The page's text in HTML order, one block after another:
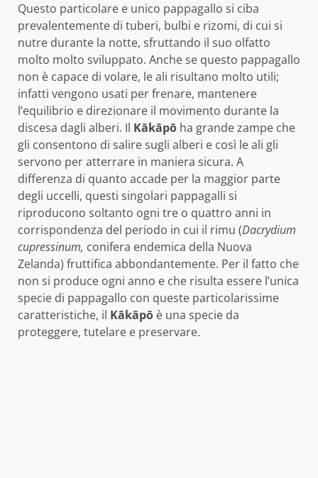
Questo particolare e unico pappagallo si ciba
prevalentemente di tuberi, bulbi e rizomi, di cui si
nutre durante la notte, sfruttando il suo olfatto
molto molto sviluppato. Anche se questo pappagallo
non è capace di volare, le ali risultano molto utili;
infatti vengono usati per frenare, mantenere
l’equilibrio e direzionare il movimento durante la
discesa dagli alberi. Il Kākāpō ha grande zampe che
gli consentono di salire sugli alberi e così le ali gli
servono per atterrare in maniera sicura. A
differenza di quanto accade per la maggior parte
degli uccelli, questi singolari pappagalli si
riproducono soltanto ogni tre o quattro anni in
corrispondenza del periodo in cui il rimu (Dacrydium
cupressinum, conifera endemica della Nuova
Zelanda) fruttifica abbondantemente. Per il fatto che
non si produce ogni anno e che risulta essere l’unica
specie di pappagallo con queste particolarissime
caratteristiche, il Kākāpō è una specie da
proteggere, tutelare e preservare.